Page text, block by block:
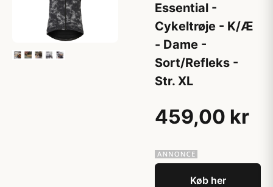
Essential -
Cykeltrøje - K/Æ
- Dame -
Sort/Refleks -
Str. XL
459,00 kr
Køb her